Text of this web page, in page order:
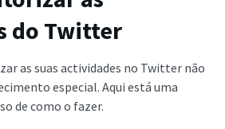
do Twitter
as suas actividades no Twitter não
especial. Aqui está uma
de como o fazer.